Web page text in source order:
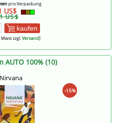
pro Verpackung
US$
US$
kaufen
zzgl.Versand]
AUTO 100% (10)
Nirvana
-15%